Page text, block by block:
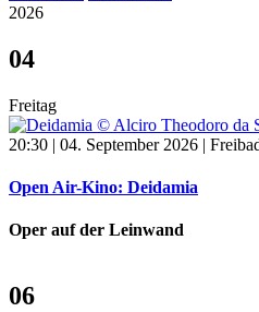
2026
04
Freitag
20:30 | 04. September 2026 |
Open Air-Kino: Deidamia
Oper auf der Leinwand
06